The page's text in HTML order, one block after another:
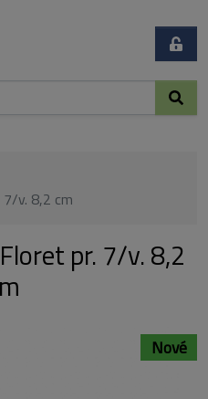
7/v. 8,2 cm
pr. 7/v. 8,2
Nové